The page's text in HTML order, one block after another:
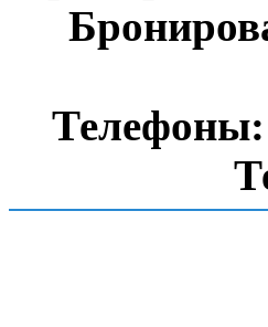
Телефоны: